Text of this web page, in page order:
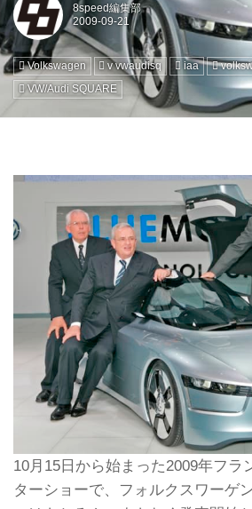
8speed編集部
Volkswagen v vwaudisq iaa
VW/Audi SQUARE
10月15日から始まった2009年フラ
ターショーで、フォルクスワーゲ